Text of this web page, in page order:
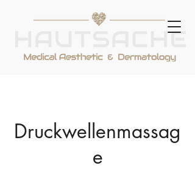
Druckwellenmassag
e